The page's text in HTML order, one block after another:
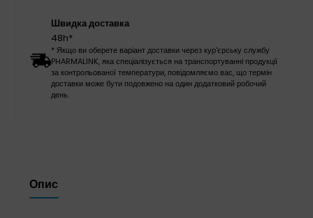
Швидка доставка
48h*
* Якщо ви оберете варіант доставки через кур'єрську службу
PHARMALINK, яка спеціалізується на транспортуванні продукції
за контрольованої температури, повідомляємо вас, що термін
доставки може бути подовжено на один додатковий робочий
день.
Опис